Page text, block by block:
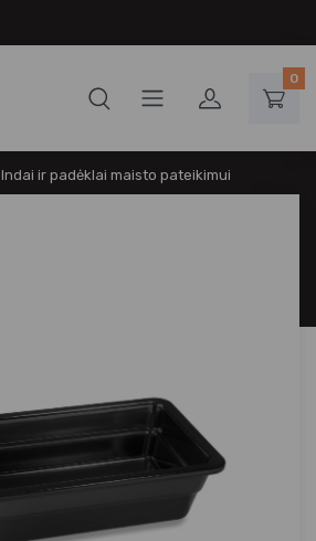
0
Indai ir padėklai maisto pateikimui